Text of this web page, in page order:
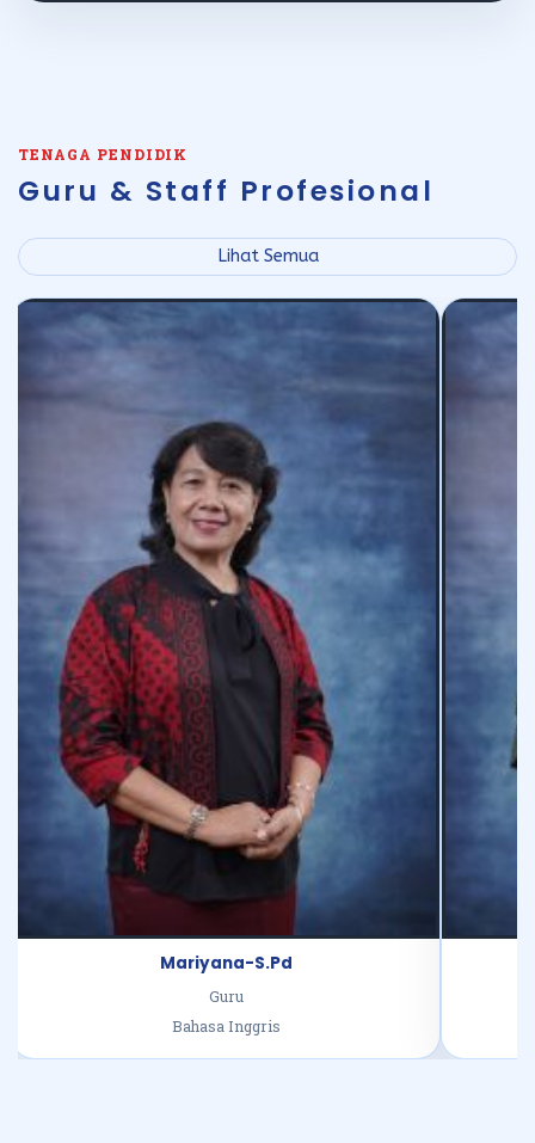
TENAGA PENDIDIK
Guru & Staff Profesional
Lihat Semua
Mariyana-S.Pd
Bahasa Inggris